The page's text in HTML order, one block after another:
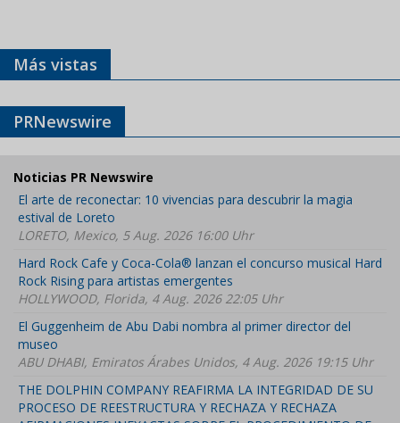
Más vistas
PRNewswire
Noticias PR Newswire
El arte de reconectar: 10 vivencias para descubrir la magia
estival de Loreto
LORETO, Mexico, 5 Aug. 2026 16:00 Uhr
Hard Rock Cafe y Coca-Cola® lanzan el concurso musical Hard
Rock Rising para artistas emergentes
HOLLYWOOD, Florida, 4 Aug. 2026 22:05 Uhr
El Guggenheim de Abu Dabi nombra al primer director del
museo
ABU DHABI, Emiratos Árabes Unidos, 4 Aug. 2026 19:15 Uhr
THE DOLPHIN COMPANY REAFIRMA LA INTEGRIDAD DE SU
PROCESO DE REESTRUCTURA Y RECHAZA Y RECHAZA